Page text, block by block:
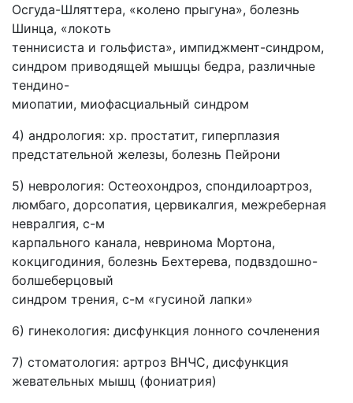
Осгуда-Шляттера, «колено прыгуна», болезнь
Шинца, «локоть
теннисиста и гольфиста», импиджмент-синдром,
синдром приводящей мышцы бедра, различные
тендино-
миопатии, миофасциальный синдром
4) андрология: хр. простатит, гиперплазия
предстательной железы, болезнь Пейрони
5) неврология: Остеохондроз, спондилоартроз,
люмбаго, дорсопатия, цервикалгия, межреберная
невралгия, с-м
карпального канала, невринома Мортона,
кокцигодиния, болезнь Бехтерева, подвздошно-
болшеберцовый
синдром трения, с-м «гусиной лапки»
6) гинекология: дисфункция лонного сочленения
7) стоматология: артроз ВНЧС, дисфункция
жевательных мышц (фониатрия)